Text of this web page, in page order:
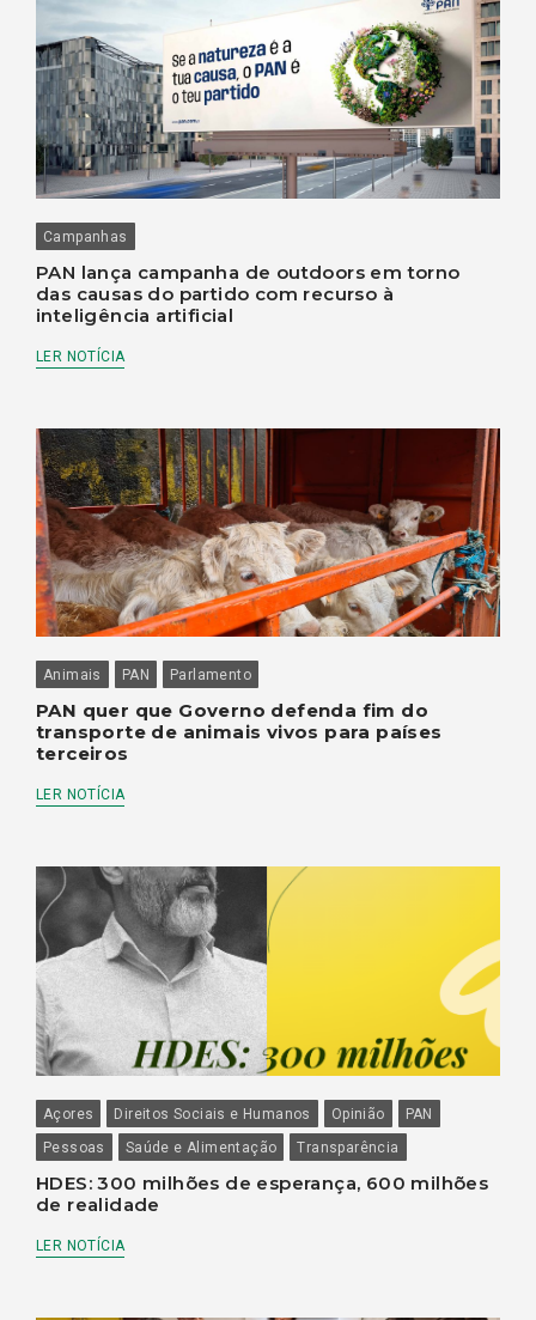
Campanhas
PAN lança campanha de outdoors em torno
das causas do partido com recurso à
inteligência artificial
LER NOTÍCIA
Animais PAN Parlamento
PAN quer que Governo defenda fim do
transporte de animais vivos para países
terceiros
LER NOTÍCIA
Açores Direitos Sociais e Humanos Opinião
PAN
Pessoas
Saúde e Alimentação Transparência
HDES: 300 milhões de esperança, 600 milhões
de realidade
LER NOTÍCIA